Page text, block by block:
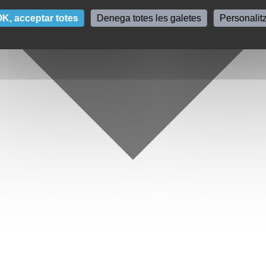
acceptar totes Denega totes les galetes